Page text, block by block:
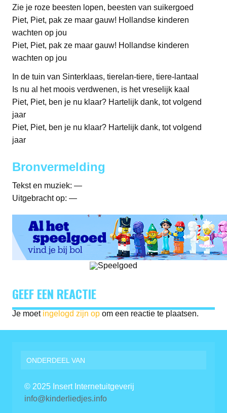
Zie je roze beesten lopen, beesten van suikergoed
Piet, Piet, pak ze maar gauw! Hollandse kinderen
wachten op jou
Piet, Piet, pak ze maar gauw! Hollandse kinderen
wachten op jou
In de tuin van Sinterklaas, tierelan-tiere, tiere-lantaal
Is nu al het moois verdwenen, is het vreselijk kaal
Piet, Piet, ben je nu klaar? Hartelijk dank, tot volgend
jaar
Piet, Piet, ben je nu klaar? Hartelijk dank, tot volgend
jaar
Bronvermelding
Tekst en muziek: —
Uitgebracht op: —
GEEF EEN REACTIE
Je moet ingelogd zijn op om een reactie te plaatsen.
ONDERDEEL VAN
© 2025 Insert Internetuitgeverij
info@kinderliedjes.info